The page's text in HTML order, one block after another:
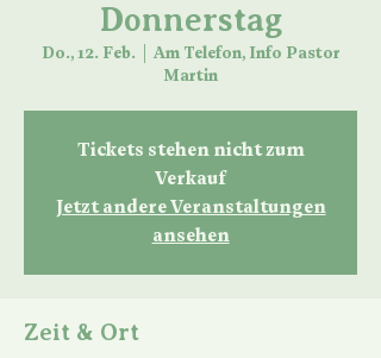
Donnerstag
Do., 12. Feb.
Am Telefon, Info Pastor
Martin
Tickets stehen nicht zum
Verkauf
Jetzt andere Veranstaltungen
ansehen
Zeit & Ort